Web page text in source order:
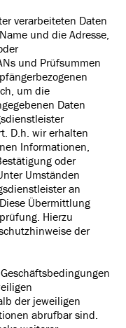
verarbeiteten Daten
und die Adresse,
und Prüfsummen
um die
Daten
D.h. wir erhalten
Informationen,
oder
Umständen
an
Übermittlung
Hierzu
der
der jeweiligen
abrufbar sind.